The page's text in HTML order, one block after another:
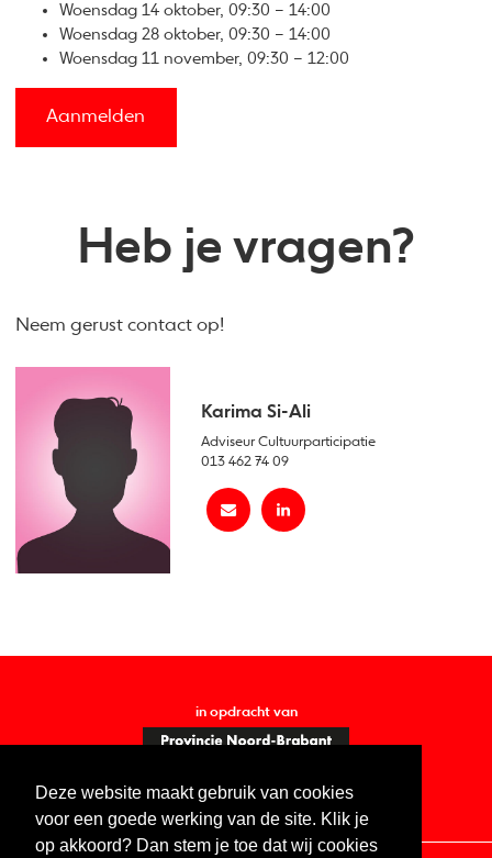
Deze website maakt gebruik van cookies
voor een goede werking van de site. Klik je
op akkoord? Dan stem je toe dat wij cookies
Woensdag 14 oktober, 09:30 – 14:00
Woensdag 28 oktober, 09:30 – 14:00
Woensdag 11 november, 09:30 – 12:00
Aanmelden
Heb je vragen?
Neem gerust contact op!
Karima Si-Ali
Adviseur Cultuurparticipatie
013 462 74 09
in opdracht van